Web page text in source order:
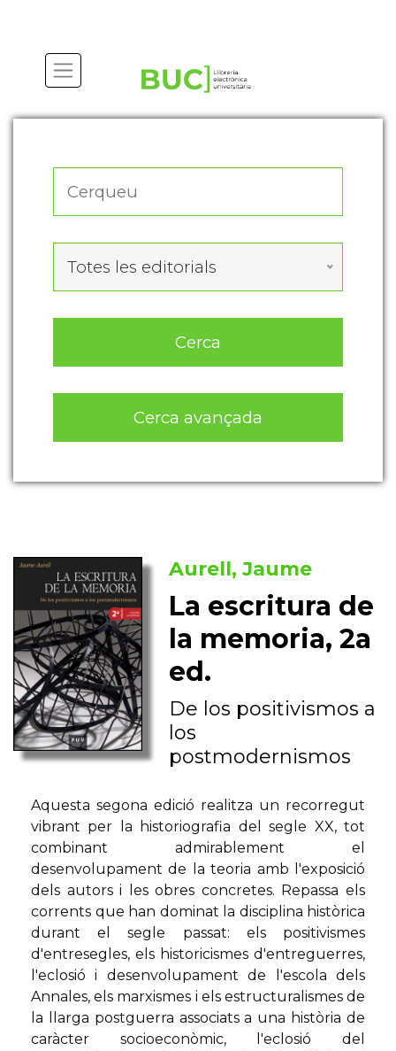
Totes les editorials
Cerca
Cerca avançada
Aurell, Jaume
La escritura de
la memoria, 2a
ed.
De los positivismos a
los
postmodernismos
Aquesta segona edició realitza un recorregut
vibrant per la historiografia del segle XX, tot
combinant admirablement el
desenvolupament de la teoria amb l'exposició
dels autors i les obres concretes. Repassa els
corrents que han dominat la disciplina històrica
durant el segle passat: els positivismes
d'entresegles, els historicismes d'entreguerres,
l'eclosió i desenvolupament de l'escola dels
Annales, els marxismes i els estructuralismes de
la llarga postguerra associats a una història de
caràcter socioeconòmic, l'eclosió del